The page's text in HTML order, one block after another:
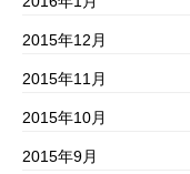
2015年12月
2015年11月
2015年10月
2015年9月